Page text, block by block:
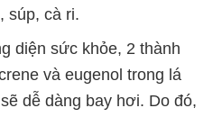
súp, cà ri.
diện sức khỏe, 2 thành
và eugenol trong lá
dễ dàng bay hơi. Do đó,